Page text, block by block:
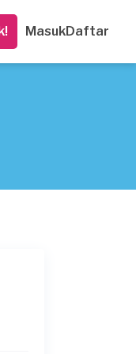
MasukDaftar